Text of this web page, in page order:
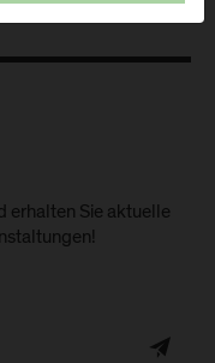
erhalten Sie aktuelle